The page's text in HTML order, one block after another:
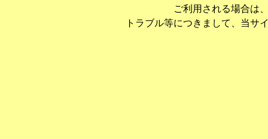
ご利用される場合は
トラブル等につきまして、当サ